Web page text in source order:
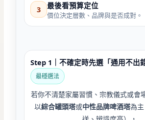
3 最後看預算定位
價位決定層數、品牌與是否成對。
Step 1｜不確定時先選「通用不出
最穩選法
若你不清楚家屬習慣、宗教儀式或會
以綜合罐頭塔或中性品牌啤酒塔為